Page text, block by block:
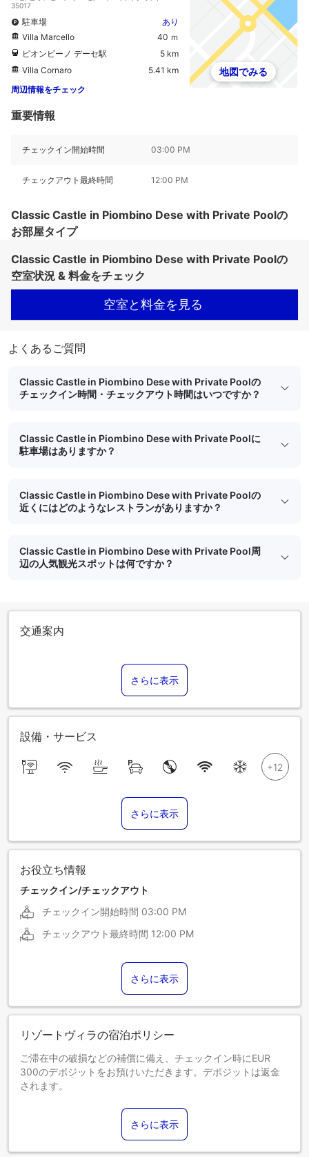
35017
駐車場
あり
Villa Marcello
40 ｍ
ピオンビーノ デーセ駅
5 km
Villa Cornaro
5.41 km
周辺情報をチェック
地図でみる
重要情報
チェックイン開始時間 03:00 PM
チェックアウト最終時間 12:00 PM
Classic Castle in Piombino Dese with Private Poolの
お部屋タイプ
Classic Castle in Piombino Dese with Private Poolの
空室状況 & 料金をチェック
空室と料金を見る
よくあるご質問
Classic Castle in Piombino Dese with Private Poolの
チェックイン時間・チェックアウト時間はいつですか？
Classic Castle in Piombino Dese with Private Poolに
駐車場はありますか？
Classic Castle in Piombino Dese with Private Poolの
近くにはどのようなレストランがありますか？
Classic Castle in Piombino Dese with Private Pool周
辺の人気観光スポットは何ですか？
交通案内
さらに表示
設備・サービス
さらに表示
お役立ち情報
チェックイン/チェックアウト
チェックイン開始時間 03:00 PM
チェックアウト最終時間 12:00 PM
さらに表示
リゾートヴィラの宿泊ポリシー
ご滞在中の破損などの補償に備え、チェックイン時にEUR
300のデポジットをお預けいただきます。デポジットは返金
されます。
添い寝の場合は宿泊無料です。＜ご注意＞ベビーベッドのご
利用には追加料金が発生する場合があります。また、利用可
否は空き状況によります。
さらに表示